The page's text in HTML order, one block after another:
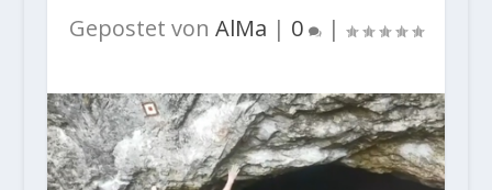
Gepostet von AlMa | 0 |